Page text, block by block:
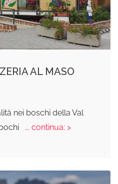
AL MASO
nei boschi della Val
... continua: >